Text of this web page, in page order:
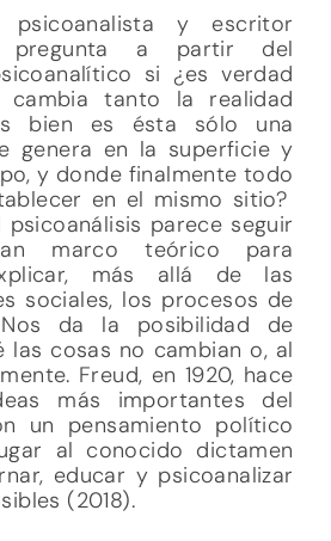
psicoanalista y escritor
pregunta a partir del
si ¿es verdad
tanto la realidad
bien es ésta sólo una
genera en la superficie y
y donde finalmente todo
en el mismo sitio?
parece seguir
marco teórico para
más allá de las
sociales, los procesos de
da la posibilidad de
las cosas no cambian o, al
Freud, en 1920, hace
más importantes del
un pensamiento político
al conocido dictamen
educar y psicoanalizar
(2018).